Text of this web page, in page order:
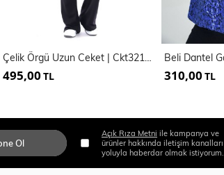
Çelik Örgü Uzun Ceket | Ckt32183
495,00 TL 310,00 TL
Ol
Açık Rıza Metni ile kampanya ve
ürünler hakkında iletişim kanalları
yoluyla haberdar olmak istiyorum.